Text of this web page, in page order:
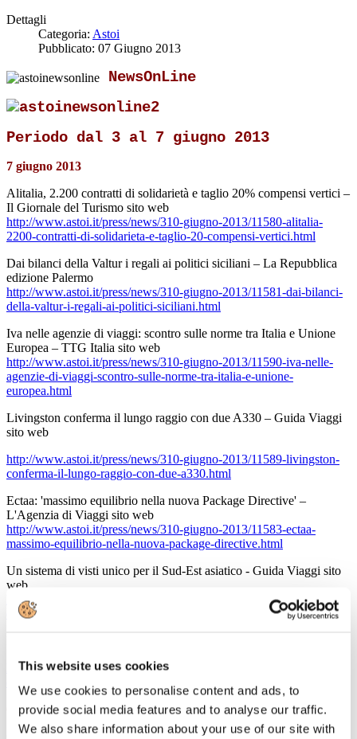
This website uses cookies
We use cookies to personalise content and ads, to
provide social media features and to analyse our traffic.
We also share information about your use of our site with
Dettagli
Categoria: Astoi
Pubblicato: 07 Giugno 2013
NewsOnLine
Periodo dal 3 al 7 giugno 2013
7 giugno 2013
Alitalia, 2.200 contratti di solidarietà e taglio 20% compensi vertici –
Il Giornale del Turismo sito web
http://www.astoi.it/press/news/310-giugno-2013/11580-alitalia-
2200-contratti-di-solidarieta-e-taglio-20-compensi-vertici.html
Dai bilanci della Valtur i regali ai politici siciliani – La Repubblica
edizione Palermo
http://www.astoi.it/press/news/310-giugno-2013/11581-dai-bilanci-
della-valtur-i-regali-ai-politici-siciliani.html
Iva nelle agenzie di viaggi: scontro sulle norme tra Italia e Unione
Europea – TTG Italia sito web
http://www.astoi.it/press/news/310-giugno-2013/11590-iva-nelle-
agenzie-di-viaggi-scontro-sulle-norme-tra-italia-e-unione-
europea.html
Livingston conferma il lungo raggio con due A330 – Guida Viaggi
sito web
http://www.astoi.it/press/news/310-giugno-2013/11589-livingston-
conferma-il-lungo-raggio-con-due-a330.html
Ectaa: 'massimo equilibrio nella nuova Package Directive' –
L'Agenzia di Viaggi sito web
http://www.astoi.it/press/news/310-giugno-2013/11583-ectaa-
massimo-equilibrio-nella-nuova-package-directive.html
Un sistema di visti unico per il Sud-Est asiatico - Guida Viaggi sito
web
http://www.astoi.it/press/news/310-giugno-2013/11579-un-sistema-
di-visti-unico-per-il-sud-est-asiatico.html
http://www.astoi.it/press/news/310-giugno-2013/11582-lo-shopping-
6 giugno 2013
Celli, Enit : "Un fondo alle Regioni" – TTG Italia sito web